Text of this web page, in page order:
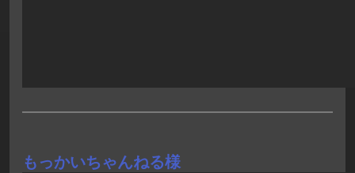
もっかいちゃんねる様